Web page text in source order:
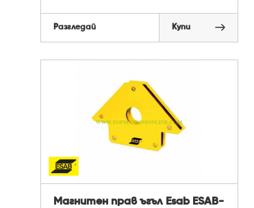
Разгледай Купи
Магнитен прав ъгъл Esab ESAB-